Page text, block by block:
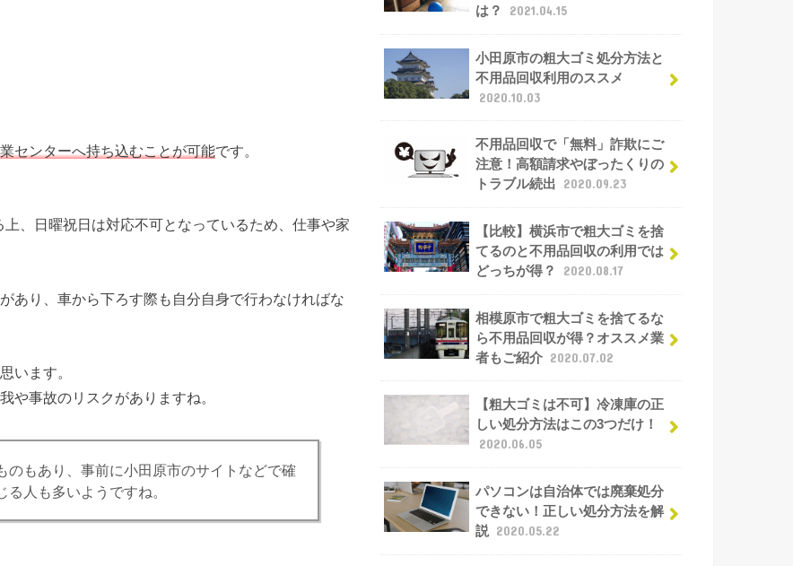
センターへ持ち込むことが可能です。
、日曜祝日は対応不可となっているため、仕事や家
あり、車から下ろす際も自分自身で行わなければな
います。
や事故のリスクがありますね。
のもあり、事前に小田原市のサイトなどで確
人も多いようですね。
は？
2021.04.15
小田原市の粗大ゴミ処分方法と
不用品回収利用のススメ
2020.10.03
不用品回収で「無料」詐欺にご
注意！高額請求やぼったくりの
トラブル続出
2020.09.23
【比較】横浜市で粗大ゴミを捨
てるのと不用品回収の利用では
どっちが得？
2020.08.17
相模原市で粗大ゴミを捨てるな
ら不用品回収が得？オススメ業
者もご紹介 2020.07.02
【粗大ゴミは不可】冷凍庫の正
しい処分方法はこの3つだけ！
2020.06.05
パソコンは自治体では廃棄処分
できない！正しい処分方法を解
説 2020.05.22